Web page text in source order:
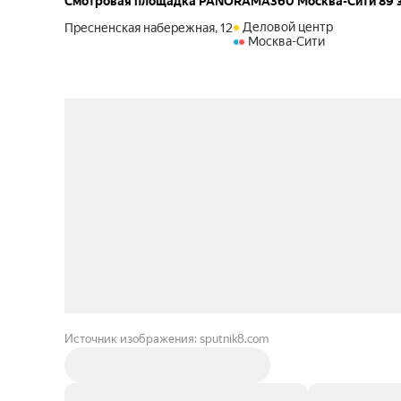
Пресненская набережная, 12
Деловой центр
Москва-Сити
Источник изображения: sputnik8.com